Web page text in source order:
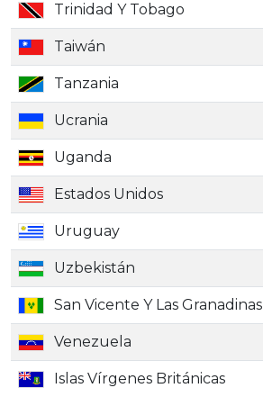
Trinidad Y Tobago
Taiwán
Tanzania
Ucrania
Uganda
Estados Unidos
Uruguay
Uzbekistán
San Vicente Y Las Granadinas
Venezuela
Islas Vírgenes Británicas